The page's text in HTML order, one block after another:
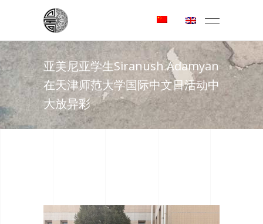
亚美尼亚学生Siranush Adamyan
在天津师范大学国际中文日活动中
大放异彩